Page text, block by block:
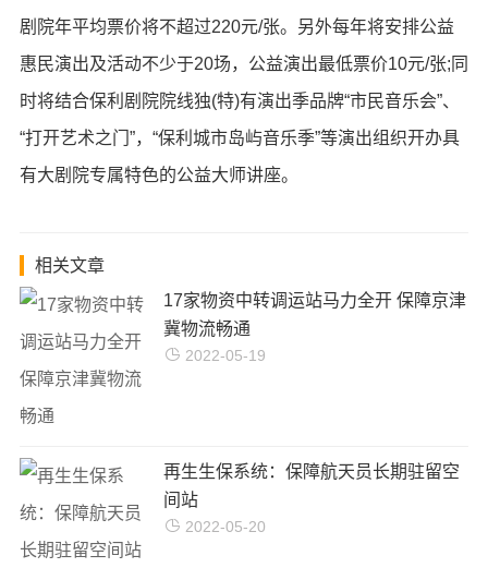
剧院年平均票价将不超过220元/张。另外每年将安排公益
惠民演出及活动不少于20场，公益演出最低票价10元/张;同
时将结合保利剧院院线独(特)有演出季品牌“市民音乐会”、
“打开艺术之门”，“保利城市岛屿音乐季”等演出组织开办具
有大剧院专属特色的公益大师讲座。
相关文章
17家物资中转调运站马力全开 保障京津
冀物流畅通
2022-05-19
再生生保系统：保障航天员长期驻留空
间站
2022-05-20